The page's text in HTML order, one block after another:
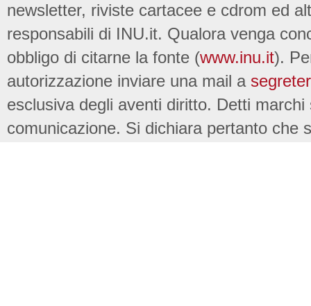
newsletter, riviste cartacee e cdrom ed
responsabili di INU.it. Qualora venga
obbligo di citarne la fonte (www.inu.it).
autorizzazione inviare una mail a
esclusiva degli aventi diritto. Detti
comunicazione. Si dichiara pertanto che